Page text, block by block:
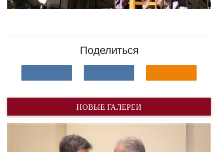
Поделиться
НОВЫЕ ГАЛЕРЕИ